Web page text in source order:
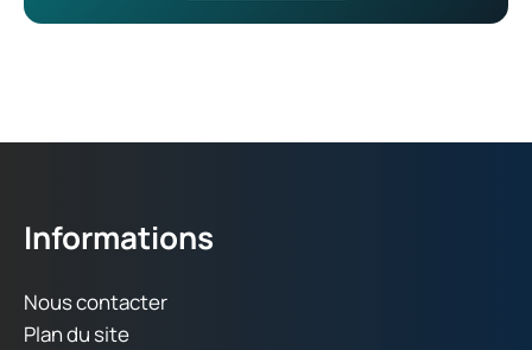
Informations
Nous contacter
Plan du site